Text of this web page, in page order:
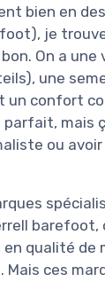
bien en
je
On a une
une
un confort
parfait, mais
ou
barefoot,
qualité de
ces